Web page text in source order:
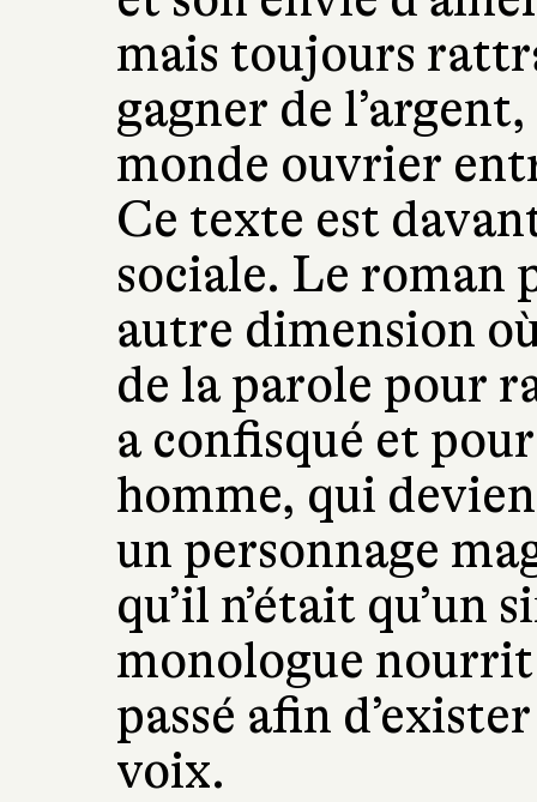
mais toujours
gagner de
monde ouvrier
Ce texte est
sociale. Le roman
autre dimension
de la parole pour
a confisqué et
homme, qui
un personnage
qu’il n’était qu’un
monologue nourrit
passé afin
voix.